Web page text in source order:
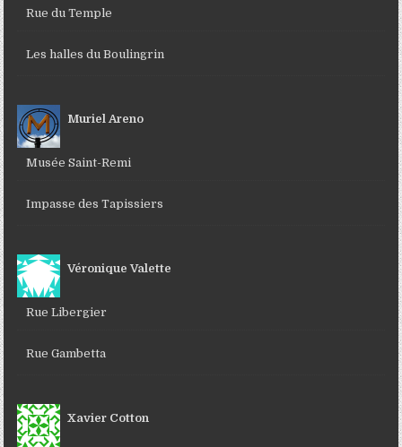
Rue du Temple
Les halles du Boulingrin
Muriel Areno
Musée Saint-Remi
Impasse des Tapissiers
Véronique Valette
Rue Libergier
Rue Gambetta
Xavier Cotton